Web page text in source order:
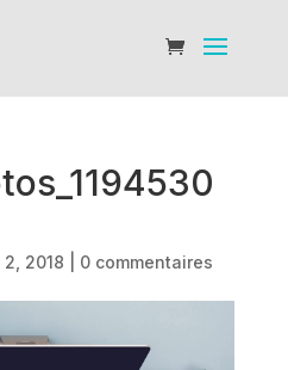
2, 2018 0 commentaires